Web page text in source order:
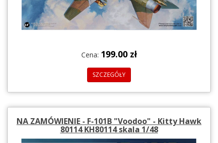
Cena: 199.00 zł
SZCZEGÓŁY
NA ZAMÓWIENIE - F-101B "Voodoo" - Kitty Hawk
80114 KH80114 skala 1/48